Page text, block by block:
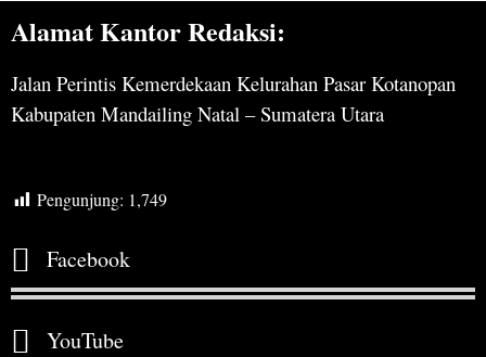
Alamat Kantor Redaksi:
Jalan Perintis Kemerdekaan Kelurahan Pasar Kotanopan
Kabupaten Mandailing Natal – Sumatera Utara
Pengunjung: 1,749
Facebook
YouTube